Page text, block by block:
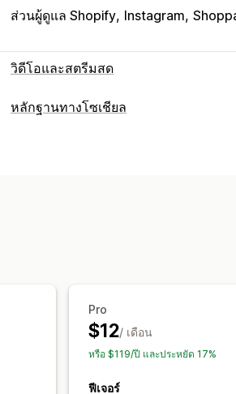
ส่วนผู้ดูแล Shopify Instagram
วิดีโอและสตรีมสด
การจัดการวิดีโอ
หลักฐานทางโซเชียล
Pro
$12/ เดือน
หรือ $119/ปี และประหยัด 17%
ฟีเจอร์